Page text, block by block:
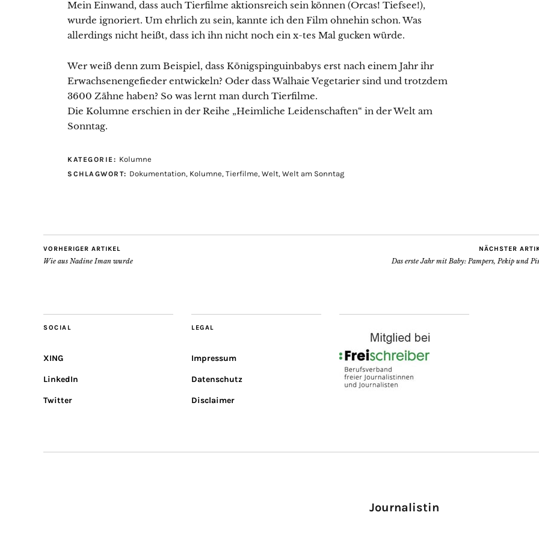
Mein Einwand, dass auch Tierfilme aktionsreich sein können (Orcas! Tiefsee!),
wurde ignoriert. Um ehrlich zu sein, kannte ich den Film ohnehin schon. Was
allerdings nicht heißt, dass ich ihn nicht noch ein x-tes Mal gucken würde.
Wer weiß denn zum Beispiel, dass Königspinguinbabys erst nach einem Jahr ihr
Erwachsenengefieder entwickeln? Oder dass Walhaie Vegetarier sind und trotzdem
3600 Zähne haben? So was lernt man durch Tierfilme.
Die Kolumne erschien in der Reihe „Heimliche Leidenschaften“ in der Welt am
Sonntag.
KATEGORIE: Kolumne
SCHLAGWORT: Dokumentation, Kolumne, Tierfilme, Welt, Welt am Sonntag
VORHERIGER ARTIKEL
Wie aus Nadine Iman wurde
NÄCHSTER
Das erste Jahr mit Baby: Pampers, Pekip und
SOCIAL
XING
LinkedIn
Twitter
LEGAL
Impressum
Datenschutz
Disclaimer
Journalistin